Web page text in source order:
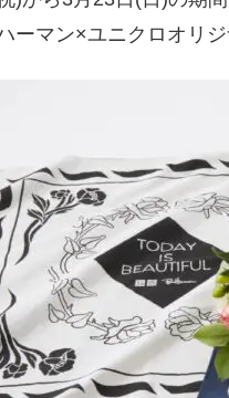
ーマン×ユニクロオリ